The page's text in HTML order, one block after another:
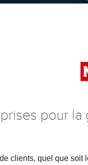
pour
clients, quel que soit